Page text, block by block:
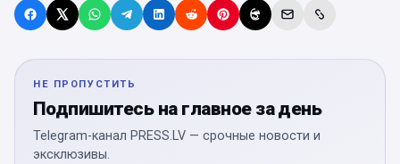
НЕ ПРОПУСТИТЬ
Подпишитесь на главное за день
Telegram-канал PRESS.LV — срочные новости и
эксклюзивы.